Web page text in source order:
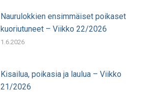
Naurulokkien ensimmäiset poikaset
kuoriutuneet – Viikko 22/2026
1.6.2026
Kisailua, poikasia ja laulua – Viikko
21/2026